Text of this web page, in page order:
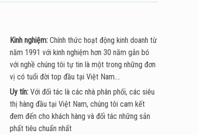
Kinh nghiệm: Chính thức hoạt động kinh doanh từ
năm 1991 với kinh nghiệm hơn 30 năm gắn bó
với nghề chúng tôi tự tin là một trong những đơn
vị có tuổi đời top đầu tại Việt Nam....
Uy tín: Với đối tác là các nhà phân phối, các siêu
thị hàng đầu tại Việt Nam, chúng tôi cam kết
đem đến cho khách hàng và đối tác những sản
phất tiêu chuẩn nhất